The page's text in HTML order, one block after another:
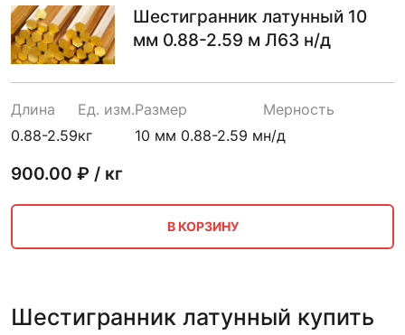
Шестигранник латунный 10
мм 0.88-2.59 м Л63 н/д
Длина
0.88-2.59
Ед. изм.
кг
Размер
10 мм 0.88-2.59 м
Мерность
н/д
900.00 ₽ / кг
В КОРЗИНУ
Шестигранник латунный купить